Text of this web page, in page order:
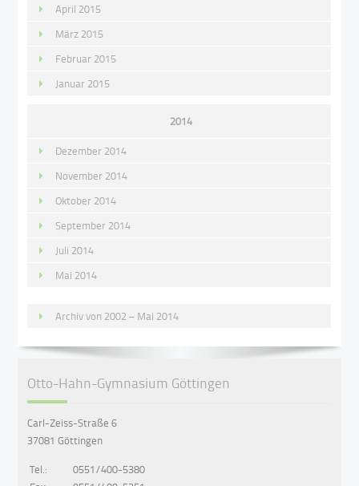
April 2015
März 2015
Februar 2015
Januar 2015
2014
Dezember 2014
November 2014
Oktober 2014
September 2014
Juli 2014
Mai 2014
Archiv von 2002 – Mai 2014
Otto-Hahn-Gymnasium Göttingen
Carl-Zeiss-Straße 6
37081 Göttingen
Tel.:
0551/400-5380